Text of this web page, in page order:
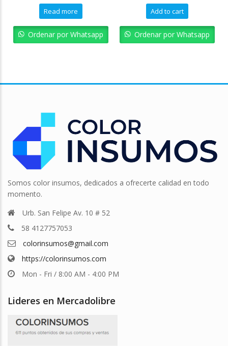
Read more
Ordenar por Whatsapp
Add to cart
Ordenar por Whatsapp
Somos color insumos, dedicados a ofrecerte calidad en todo
momento.
Urb. San Felipe Av. 10 # 52
58 4127757053
colorinsumos@gmail.com
https://colorinsumos.com
Mon - Fri / 8:00 AM - 4:00 PM
Lideres en Mercadolibre